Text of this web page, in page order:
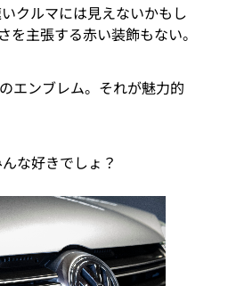
クルマには見えないかもし
を主張する赤い装飾もない。
エンブレム。それが魅力的
な好きでしょ？